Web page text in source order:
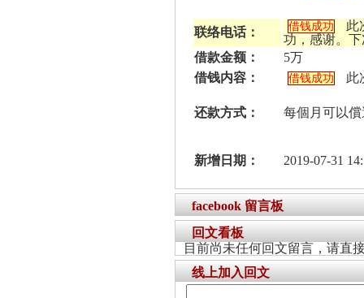
联络电话： 借钱成功
此
功，感谢。
借款金额：
5万
借钱内容：
借钱成功 此
还款方式： 每個月可以
新增日期： 2019-07-31
facebook 留言板
回文看板
目前尚未任何回文留言，请直
线上加入回文